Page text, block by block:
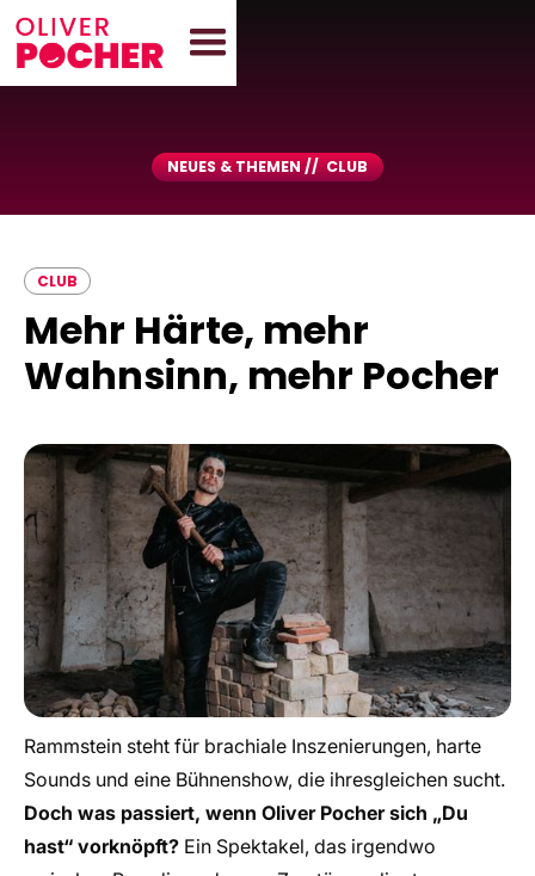
NEUES & THEMEN //CLUB
CLUB
Mehr Härte, mehr
Wahnsinn, mehr Pocher
Rammstein steht für brachiale Inszenierungen, harte
Sounds und eine Bühnenshow, die ihresgleichen sucht.
Doch was passiert, wenn Oliver Pocher sich „Du
hast“ vorknöpft? Ein Spektakel, das irgendwo